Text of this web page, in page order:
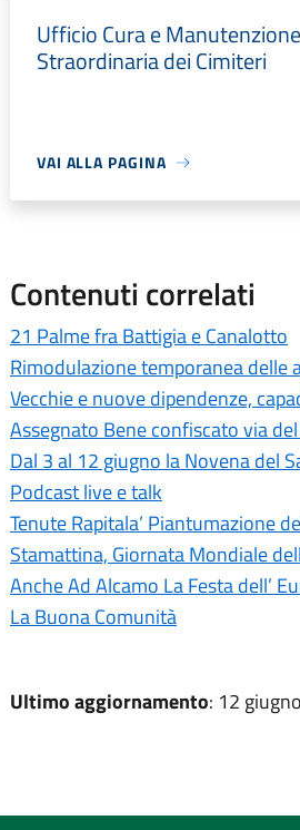
Ufficio Cura e
Straordinaria dei Cimiteri
VAI ALLA PAGINA
Contenuti correlati
21 Palme fra Battigia e Canalotto
Rimodulazione temporanea
Vecchie e nuove dipendenze,
Assegnato Bene confiscato via
Dal 3 al 12 giugno la Novena del
Podcast live e talk
Tenute Rapitala’ Piantumazione
Stamattina, Giornata Mondiale
Anche Ad Alcamo La Festa dell’
La Buona Comunità
Ultimo aggiornamento: 12